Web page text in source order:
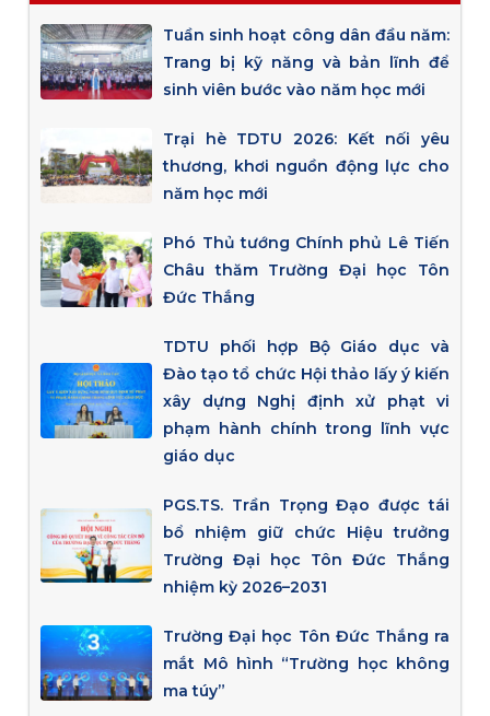
Tuần sinh hoạt công dân đầu năm:
Trang bị kỹ năng và bản lĩnh để
sinh viên bước vào năm học mới
Trại hè TDTU 2026: Kết nối yêu
thương, khơi nguồn động lực cho
năm học mới
Phó Thủ tướng Chính phủ Lê Tiến
Châu thăm Trường Đại học Tôn
Đức Thắng
TDTU phối hợp Bộ Giáo dục và
Đào tạo tổ chức Hội thảo lấy ý kiến
xây dựng Nghị định xử phạt vi
phạm hành chính trong lĩnh vực
giáo dục
PGS.TS. Trần Trọng Đạo được tái
bổ nhiệm giữ chức Hiệu trưởng
Trường Đại học Tôn Đức Thắng
nhiệm kỳ 2026–2031
Trường Đại học Tôn Đức Thắng ra
mắt Mô hình “Trường học không
ma túy”